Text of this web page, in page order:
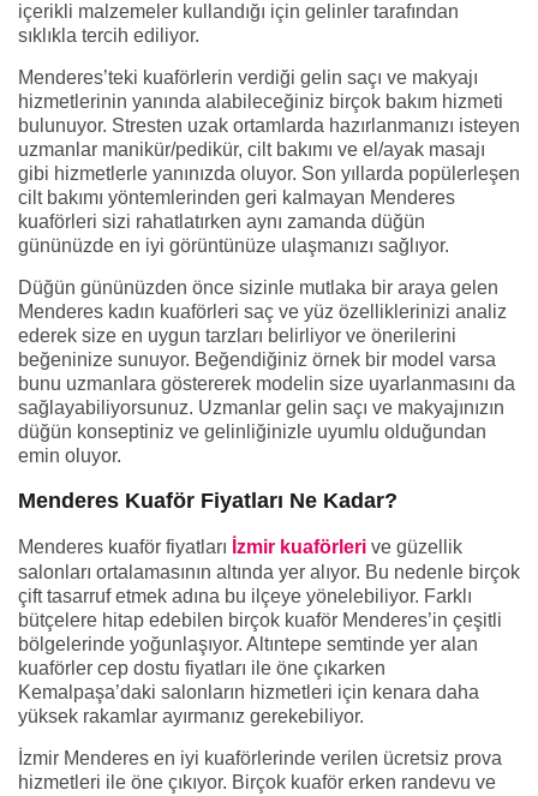
içerikli malzemeler kullandığı için gelinler tarafından
sıklıkla tercih ediliyor.
Menderes’teki kuaförlerin verdiği gelin saçı ve makyajı
hizmetlerinin yanında alabileceğiniz birçok bakım hizmeti
bulunuyor. Stresten uzak ortamlarda hazırlanmanızı isteyen
uzmanlar manikür/pedikür, cilt bakımı ve el/ayak masajı
gibi hizmetlerle yanınızda oluyor. Son yıllarda popülerleşen
cilt bakımı yöntemlerinden geri kalmayan Menderes
kuaförleri sizi rahatlatırken aynı zamanda düğün
gününüzde en iyi görüntünüze ulaşmanızı sağlıyor.
Düğün gününüzden önce sizinle mutlaka bir araya gelen
Menderes kadın kuaförleri saç ve yüz özelliklerinizi analiz
ederek size en uygun tarzları belirliyor ve önerilerini
beğeninize sunuyor. Beğendiğiniz örnek bir model varsa
bunu uzmanlara göstererek modelin size uyarlanmasını da
sağlayabiliyorsunuz. Uzmanlar gelin saçı ve makyajınızın
düğün konseptiniz ve gelinliğinizle uyumlu olduğundan
emin oluyor.
Menderes Kuaför Fiyatları Ne Kadar?
Menderes kuaför fiyatları İzmir kuaförleri ve güzellik
salonları ortalamasının altında yer alıyor. Bu nedenle birçok
çift tasarruf etmek adına bu ilçeye yönelebiliyor. Farklı
bütçelere hitap edebilen birçok kuaför Menderes’in çeşitli
bölgelerinde yoğunlaşıyor. Altıntepe semtinde yer alan
kuaförler cep dostu fiyatları ile öne çıkarken
Kemalpaşa’daki salonların hizmetleri için kenara daha
yüksek rakamlar ayırmanız gerekebiliyor.
İzmir Menderes en iyi kuaförlerinde verilen ücretsiz prova
hizmetleri ile öne çıkıyor. Birçok kuaför erken randevu ve